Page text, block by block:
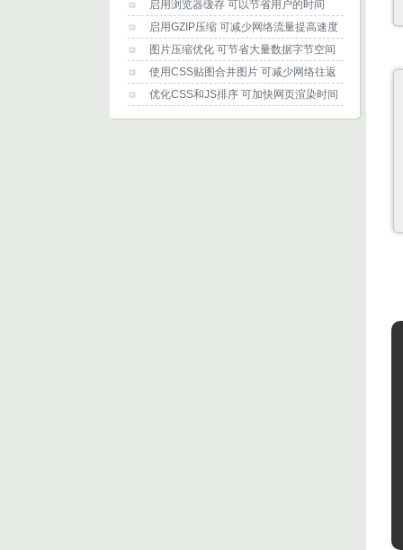
启用浏览器缓存 可以节省用户的时间
启用GZIP压缩 可减少网络流量提高速度
图片压缩优化 可节省大量数据字节空间
使用CSS贴图合并图片 可减少网络往返
优化CSS和JS排序 可加快网页渲染时间